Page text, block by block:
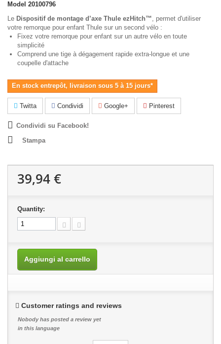
Model 20100796
Le Dispositif de montage d’axe Thule ezHitch™, permet d'utiliser
votre remorque pour enfant Thule sur un second vélo :
Fixez votre remorque pour enfant sur un autre vélo en toute
simplicité
Comprend une tige à dégagement rapide extra-longue et une
coupelle d'attache
En stock entrepôt, livraison sous 5 à 15 jours*
Twitta Condividi Google+ Pinterest
Condividi su Facebook!
Stampa
39,94 €
Quantity:
Aggiungi al carrello
Customer ratings and reviews
Nobody has posted a review yet
in this language